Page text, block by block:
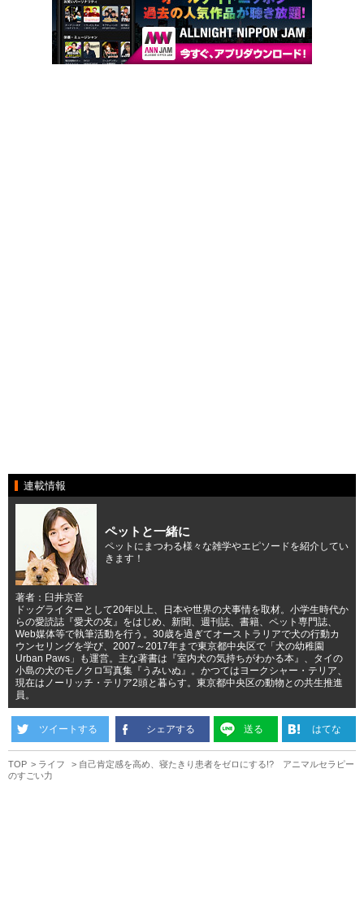
連載情報
ペットと一緒に
ペットにまつわる様々な雑学やエピソードを紹介してい
きます！
著者：臼井京音
ドッグライターとして20年以上、日本や世界の犬事情を取材。小学生時代か
らの愛読誌『愛犬の友』をはじめ、新聞、週刊誌、書籍、ペット専門誌、
Web媒体等で執筆活動を行う。30歳を過ぎてオーストラリアで犬の行動カ
ウンセリングを学び、2007～2017年まで東京都中央区で「犬の幼稚園
Urban Paws」も運営。主な著書は『室内犬の気持ちがわかる本』、タイの
小島の犬のモノクロ写真集『うみいぬ』。かつてはヨークシャー・テリア、
現在はノーリッチ・テリア2頭と暮らす。東京都中央区の動物との共生推進
員。
ツイートする シェアする 送る はてな
TOP ライフ
自己肯定感を高め、寝たきり患者をゼロにする!? アニマルセラピー
のすごい力